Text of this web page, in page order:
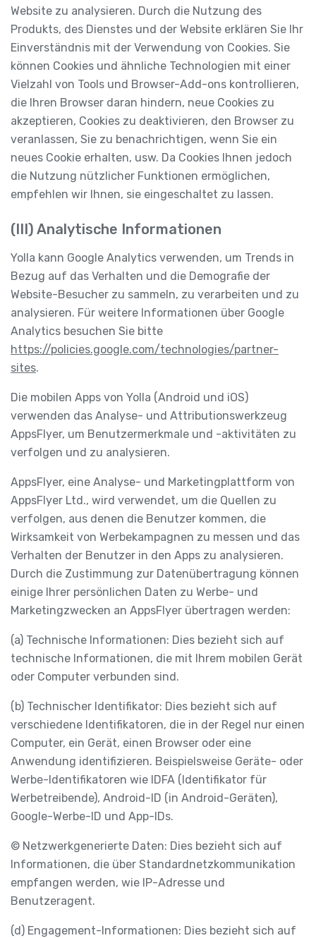
Website zu analysieren. Durch die Nutzung des
Produkts, des Dienstes und der Website erklären Sie Ihr
Einverständnis mit der Verwendung von Cookies. Sie
können Cookies und ähnliche Technologien mit einer
Vielzahl von Tools und Browser-Add-ons kontrollieren,
die Ihren Browser daran hindern, neue Cookies zu
akzeptieren, Cookies zu deaktivieren, den Browser zu
veranlassen, Sie zu benachrichtigen, wenn Sie ein
neues Cookie erhalten, usw. Da Cookies Ihnen jedoch
die Nutzung nützlicher Funktionen ermöglichen,
empfehlen wir Ihnen, sie eingeschaltet zu lassen.
(III) Analytische Informationen
Yolla kann Google Analytics verwenden, um Trends in
Bezug auf das Verhalten und die Demografie der
Website-Besucher zu sammeln, zu verarbeiten und zu
analysieren. Für weitere Informationen über Google
Analytics besuchen Sie bitte
https://policies.google.com/technologies/partner-
sites.
Die mobilen Apps von Yolla (Android und iOS)
verwenden das Analyse- und Attributionswerkzeug
AppsFlyer, um Benutzermerkmale und -aktivitäten zu
verfolgen und zu analysieren.
AppsFlyer, eine Analyse- und Marketingplattform von
AppsFlyer Ltd., wird verwendet, um die Quellen zu
verfolgen, aus denen die Benutzer kommen, die
Wirksamkeit von Werbekampagnen zu messen und das
Verhalten der Benutzer in den Apps zu analysieren.
Durch die Zustimmung zur Datenübertragung können
einige Ihrer persönlichen Daten zu Werbe- und
Marketingzwecken an AppsFlyer übertragen werden:
(a) Technische Informationen: Dies bezieht sich auf
technische Informationen, die mit Ihrem mobilen Gerät
oder Computer verbunden sind.
(b) Technischer Identifikator: Dies bezieht sich auf
verschiedene Identifikatoren, die in der Regel nur einen
Computer, ein Gerät, einen Browser oder eine
Anwendung identifizieren. Beispielsweise Geräte- oder
Werbe-Identifikatoren wie IDFA (Identifikator für
Werbetreibende), Android-ID (in Android-Geräten),
Google-Werbe-ID und App-IDs.
© Netzwerkgenerierte Daten: Dies bezieht sich auf
Informationen, die über Standardnetzkommunikation
empfangen werden, wie IP-Adresse und
Benutzeragent.
(d) Engagement-Informationen: Dies bezieht sich auf